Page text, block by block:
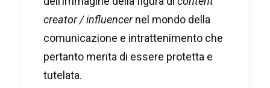
creator / influencernel mondo della
comunicazione e intrattenimento che
pertanto merita di essere protetta e
tutelata.